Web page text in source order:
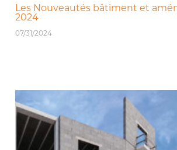
Les Nouveautés bâtiment et
2024
07/31/2024